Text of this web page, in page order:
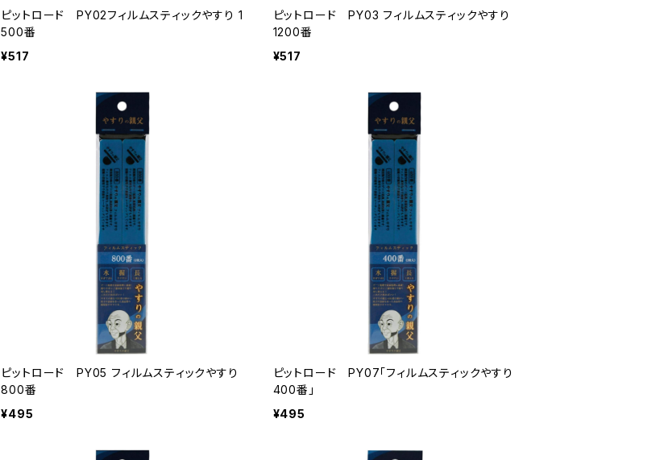
ピットロード PY02フィルムスティックやすり 1
500番
¥517
ピットロード PY03 フィルムスティックやすり
1200番
¥517
ピットロード PY05 フィルムスティックやすり
800番
¥495
ピットロード PY07「フィルムスティックやすり
400番」
¥495